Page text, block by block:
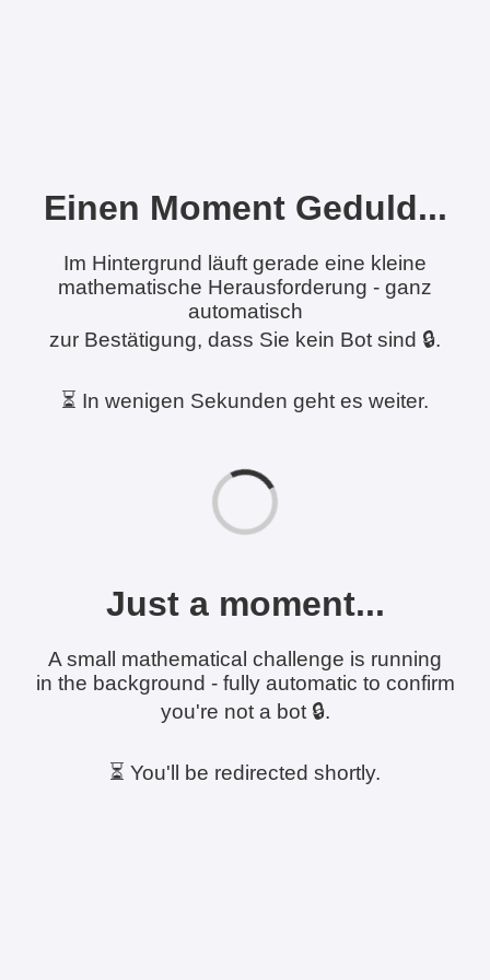
Einen Moment Geduld...
Im Hintergrund läuft gerade eine kleine
mathematische Herausforderung - ganz
automatisch
zur Bestätigung, dass Sie kein Bot sind 🔒.
⏳ In wenigen Sekunden geht es weiter.
Just a moment...
A small mathematical challenge is running
in the background - fully automatic to confirm
you're not a bot 🔒.
⏳ You'll be redirected shortly.